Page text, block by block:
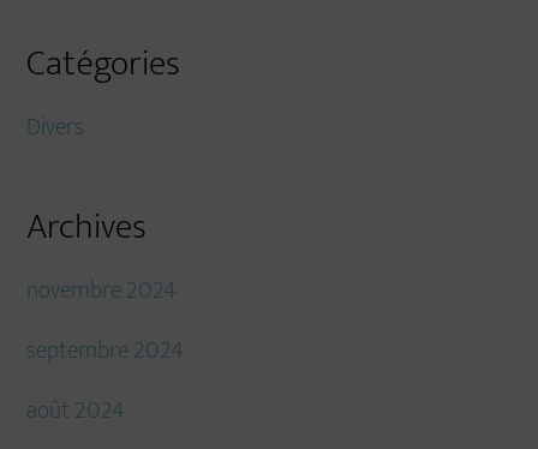
Catégories
Divers
Archives
novembre 2024
septembre 2024
août 2024